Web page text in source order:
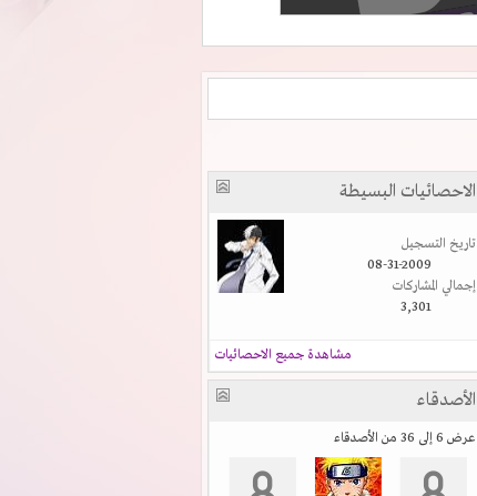
الاحصائيات البسيطة
تاريخ التسجيل
08-31-2009
إجمالي المشاركات
3,301
مشاهدة جميع الاحصائيات
الأصدقاء
عرض 6 إلى 36 من الأصدقاء